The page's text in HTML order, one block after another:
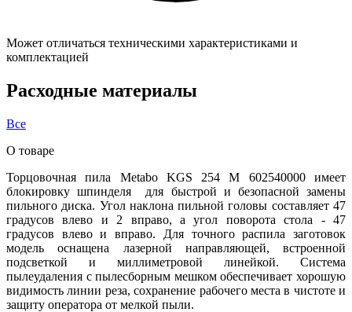
Может отличаться техническими характеристиками и
комплектацией
Расходные материалы
Все
О товаре
Торцовочная пила Metabo KGS 254 M 602540000 имеет
блокировку шпинделя для быстрой и безопасной замены
пильного диска. Угол наклона пильной головы составляет 47
градусов влево и 2 вправо, а угол поворота стола - 47
градусов влево и вправо. Для точного распила заготовок
модель оснащена лазерной направляющей, встроенной
подсветкой и миллиметровой линейкой. Система
пылеудаления с пылесборным мешком обеспечивает хорошую
видимость линии реза, сохранение рабочего места в чистоте и
защиту оператора от мелкой пыли.